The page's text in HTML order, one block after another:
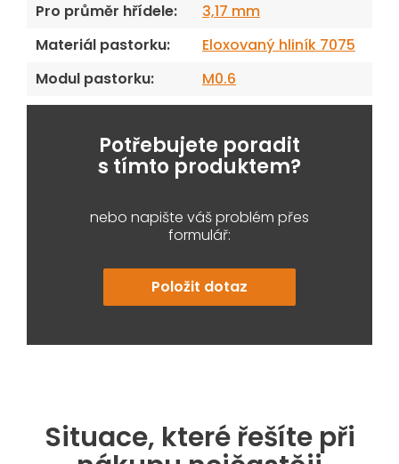
Pro průměr hřídele:
3,17 mm
Materiál pastorku:
Eloxovaný hliník 7075
Modul pastorku: M0.6
Potřebujete poradit
s tímto produktem?
nebo napište váš problém přes
formulář:
Položit dotaz
Situace, které řešíte při